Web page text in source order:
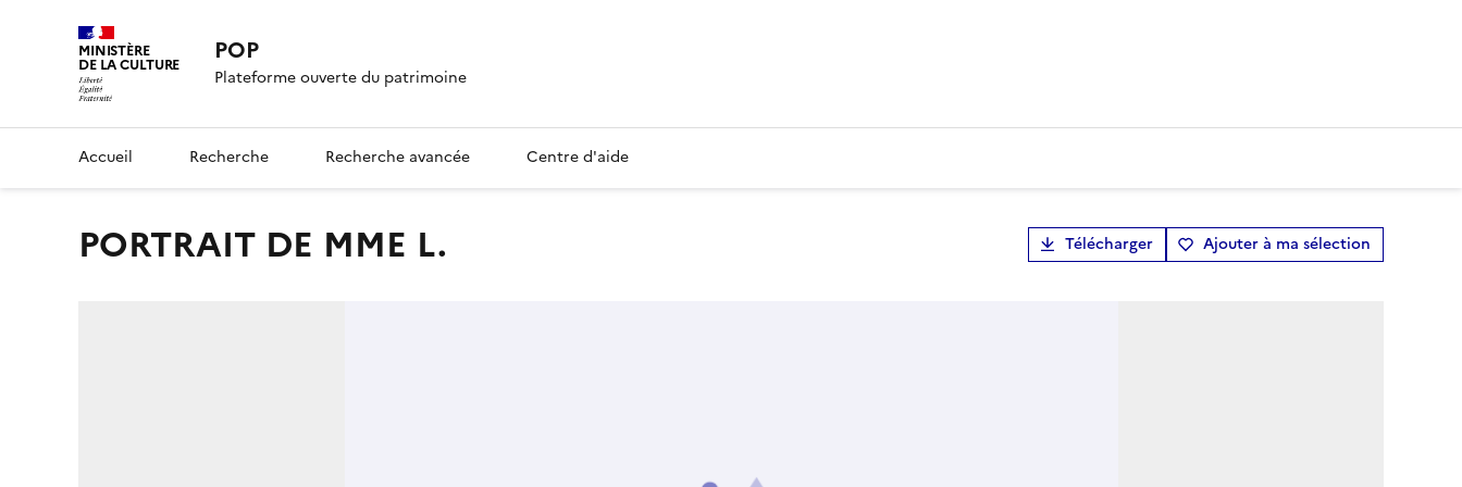
MINISTÈRE
DE LA CULTURE POP
Plateforme ouverte du patrimoine
Accueil Recherche Recherche avancée Centre d'aide
PORTRAIT DE MME L. Télécharger Ajouter à ma sélection